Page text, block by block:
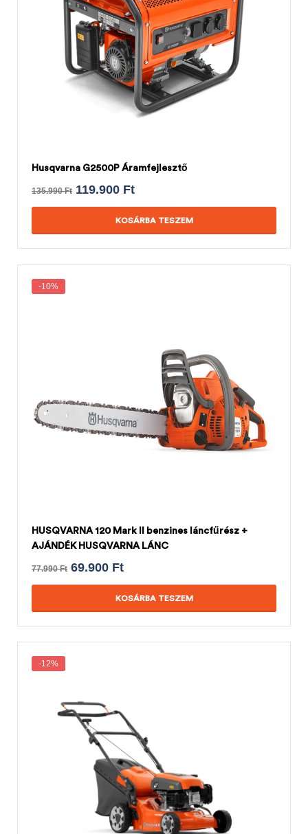
Husqvarna G2500P Áramfejlesztő
135.990Ft 119.900 Ft
KOSÁRBA TESZEM
-10%
HUSQVARNA 120 Mark II benzines láncfűrész +
AJÁNDÉK HUSQVARNA LÁNC
77.990Ft 69.900 Ft
KOSÁRBA TESZEM
-12%